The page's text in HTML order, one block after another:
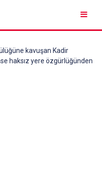
kavuşan Kadir
haksız yere özgürlüğünden